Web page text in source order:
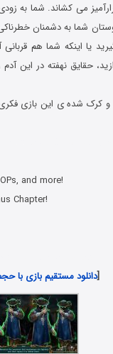
می کشاند. شما به
شما به دشمنان
یا اینکه شما هم
حقایق نهفته در این
کرک شده ی این بازی
and more!
Chapter!
[دانلود مستقیم بازی با حجم 805